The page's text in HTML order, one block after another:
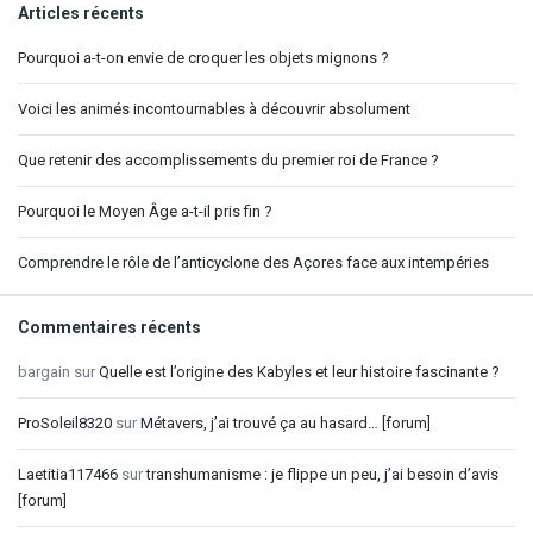
Articles récents
Pourquoi a-t-on envie de croquer les objets mignons ?
Voici les animés incontournables à découvrir absolument
Que retenir des accomplissements du premier roi de France ?
Pourquoi le Moyen Âge a-t-il pris fin ?
Comprendre le rôle de l’anticyclone des Açores face aux intempéries
Commentaires récents
bargain sur Quelle est l’origine des Kabyles et leur histoire fascinante ?
ProSoleil8320 sur Métavers, j’ai trouvé ça au hasard… [forum]
Laetitia117466 surtranshumanisme : je flippe un peu, j’ai besoin d’avis
[forum]